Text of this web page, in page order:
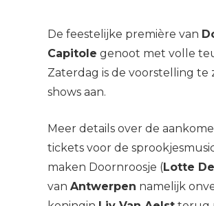
De feestelijke première van
Capitole genoot met volle
Zaterdag is de voorstelling te
shows aan.
Meer details over de
tickets voor de
maken Doornroosje (Lotte
van Antwerpen namelijk